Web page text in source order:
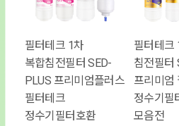
필터테크 1차
복합침전필터 SED-
PLUS 프리미엄플러스
필터테크
정수기필터호환
필터테크
침전필터
프리미엄
정수기필
모음전